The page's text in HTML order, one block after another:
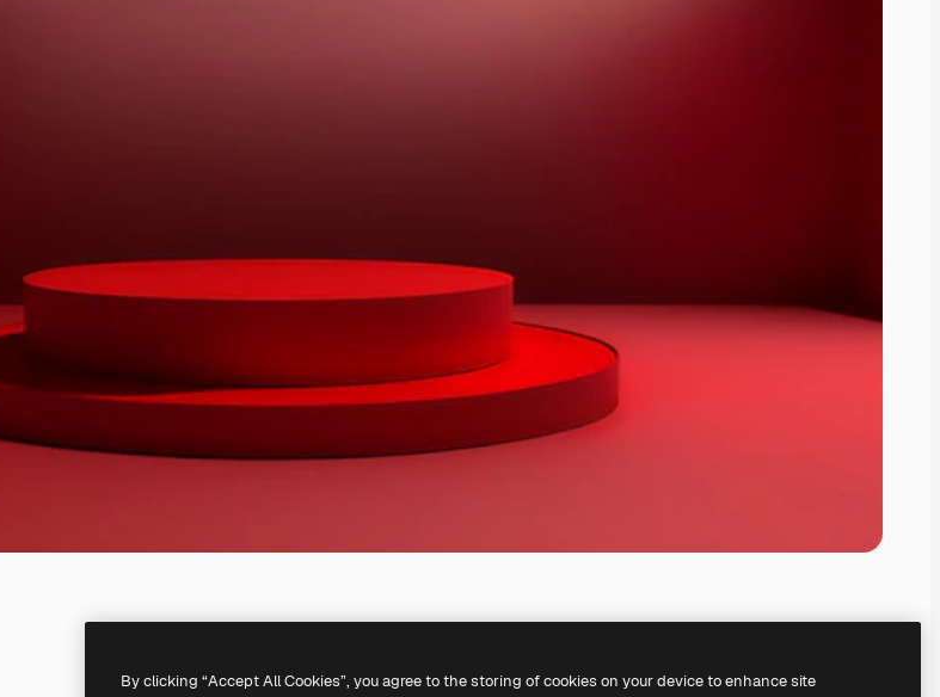
By clicking “Accept All Cookies”, you agree to the storing of cookies on your device to enhance site